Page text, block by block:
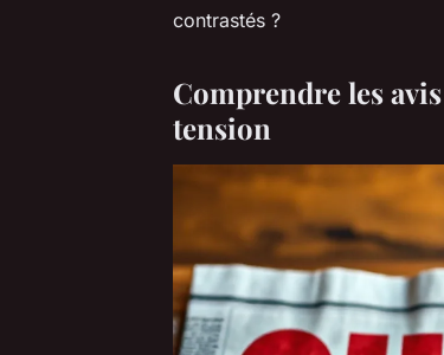
contrastés ?
Comprendre les
tension